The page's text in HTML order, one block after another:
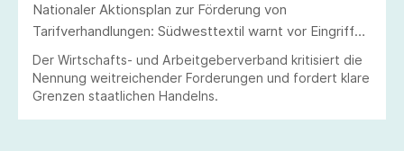
Nationaler Aktionsplan zur Förderung von
Tarifverhandlungen: Südwesttextil warnt vor Eingriffen
in Tarifautonomie und Koalitionsfreiheit
Der Wirtschafts- und Arbeitgeberverband kritisiert die
Nennung weitreichender Forderungen und fordert klare
Grenzen staatlichen Handelns.